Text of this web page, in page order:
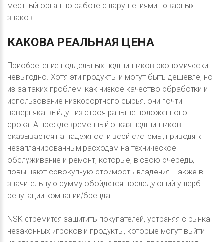
местный орган по работе с нарушениями товарных
знаков.
КАКОВА РЕАЛЬНАЯ ЦЕНА
Приобретение поддельных подшипников экономически
невыгодно. Хотя эти продукты и могут быть дешевле, но
из-за таких проблем, как низкое качество обработки и
использование низкосортного сырья, они почти
наверняка выйдут из строя раньше положенного
срока. А преждевременный отказ подшипников
сказывается на надежности всей системы, приводя к
незапланированным расходам на техническое
обслуживание и ремонт, которые, в свою очередь,
повышают совокупную стоимость владения. Также в
значительную сумму обойдется последующий ущерб
репутации компании/бренда.
NSK стремится защитить покупателей, устраняя с рынка
незаконных игроков и продукты, которые могут выйти